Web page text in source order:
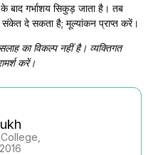
के बाद गर्भाशय सिकुड़ जाता है। तब
संकेत दे सकता है; मूल्यांकन प्राप्त करें।
का विकल्प नहीं है। व्यक्तिगत
करें।